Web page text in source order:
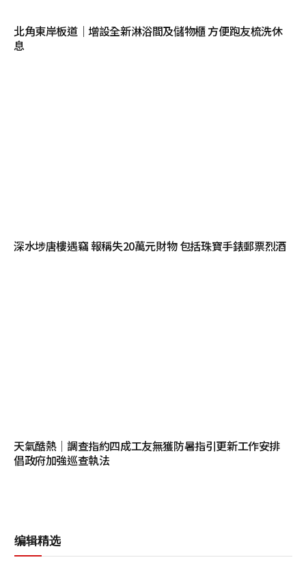
北角東岸板道｜增設全新淋浴間及儲物櫃 方便跑友梳洗休
息
深水埗唐樓遇竊 報稱失20萬元財物 包括珠寶手錶郵票烈酒
天氣酷熱│調查指約四成工友無獲防暑指引更新工作安排
倡政府加強巡查執法
编辑精选